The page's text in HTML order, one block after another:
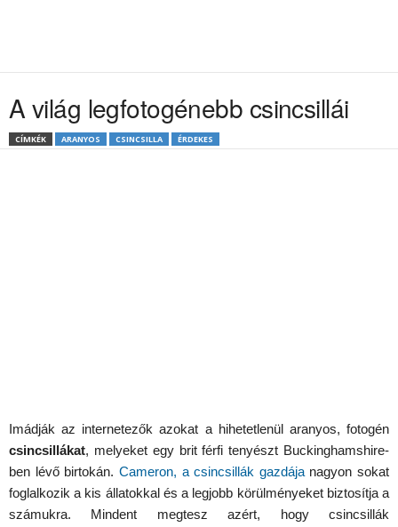
A világ legfotogénebb csincsillái
CÍMKÉK ARANYOS CSINCSILLA ÉRDEKES
Imádják az internetezők azokat a hihetetlenül aranyos, fotogén
csincsillákat, melyeket egy brit férfi tenyészt Buckinghamshire-
ben lévő birtokán. Cameron, a csincsillák gazdájanagyon sokat
foglalkozik a kis állatokkal és a legjobb körülményeket biztosítja a
számukra. Mindent megtesz azért, hogy csincsillák